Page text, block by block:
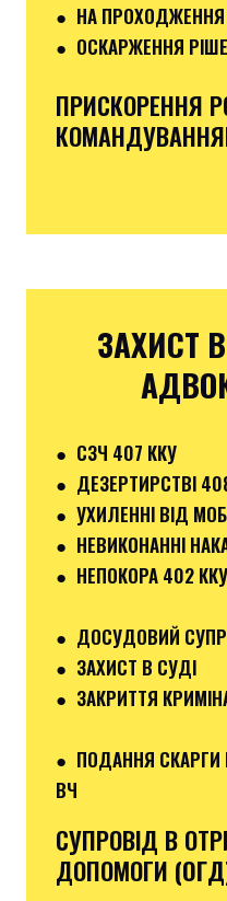
● НА
● ОСКАРЖЕННЯ
ПРИСКОРЕННЯ
ЗАХИСТ
● СЗЧ 407 ККУ
● ДЕЗЕРТИРСТВІ
● УХИЛЕННІ ВІД
● НЕВИКОНАННІ
● НЕПОКОРА 402 ККУ
● ДОСУДОВИЙ
● ЗАХИСТ В СУДІ
● ЗАКРИТТЯ
● ПОДАННЯ СКАРГИ
ВЧ
СУПРОВІД В
ДОПОМОГИ